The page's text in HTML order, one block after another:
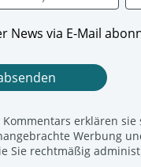
News via E-Mail
erklären
Werbung
Sie rechtmäßig